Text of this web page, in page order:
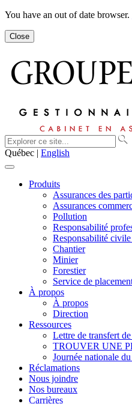
You have an out of date browser.
Close
Québec | English
Produits
Assurances des
Assurances
Pollution
Responsabilité
Responsabilité
Chantier
Minier
Forestier
Service de
À propos
À propos
Direction
Ressources
Lettre de transfert
TROUVER UNE
Journée nationale
Réclamations
Nous joindre
Nos bureaux
Carrières